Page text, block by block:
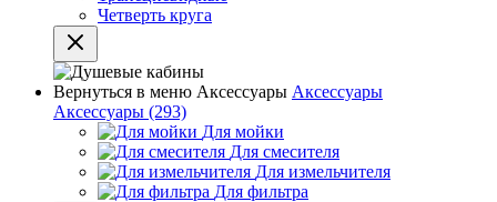
Четверть круга
Вернуться в меню Аксессуары Аксессуары
Аксессуары (293)
Для мойки
Для смесителя
Для измельчителя
Для фильтра